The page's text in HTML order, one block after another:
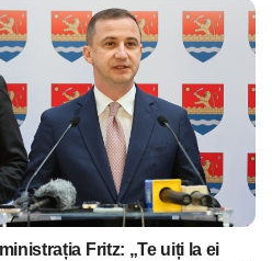
Fritz: „Te uiți la ei